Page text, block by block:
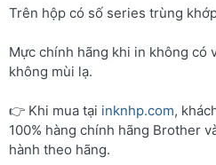
Trên hộp có số series trùng
Mực chính hãng khi in không có
không mùi lạ.
👉 Khi mua tại inknhp.com,
100% hàng chính hãng Brother
hành theo hãng.